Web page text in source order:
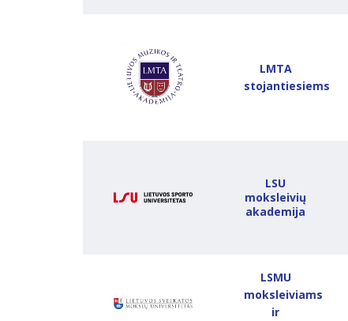
LMTA
stojantiesiems
LSU
moksleivių
akademija
LSMU
moksleiviams
ir